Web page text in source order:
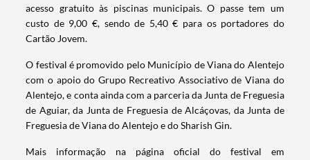
Filtros
acesso gratuito às piscinas municipais. O passe tem um
custo de 9,00 €, sendo de 5,40 € para os portadores do
Cartão Jovem.
O festival é promovido pelo Município de Viana do Alentejo
com o apoio do Grupo Recreativo Associativo de Viana do
Alentejo, e conta ainda com a parceria da Junta de Freguesia
de Aguiar, da Junta de Freguesia de Alcáçovas, da Junta de
Freguesia de Viana do Alentejo e do Sharish Gin.
Mais informação na página oficial do festival em